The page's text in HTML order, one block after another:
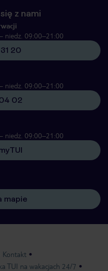
z nami
niedz. 09:00–21:00
20
niedz. 09:00–21:00
02
niedz. 09:00–21:00
mapie
Kontakt
TUI na wakacjach 24/7